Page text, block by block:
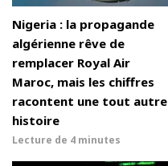
Nigeria : la propagande
algérienne rêve de
remplacer Royal Air
Maroc, mais les chiffres
racontent une tout autre
histoire
Lecture de 4 minutes